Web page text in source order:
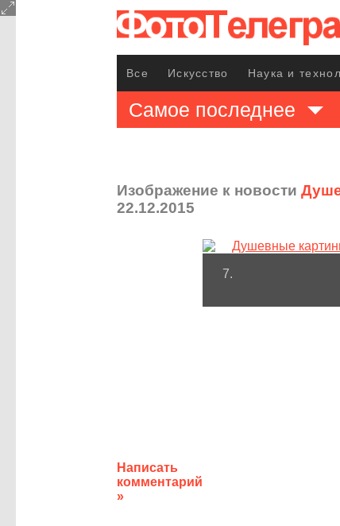
Все Искусство Наука и
Самое последнее
Изображение к новости
22.12.2015
Написать
комментарий
»
7.